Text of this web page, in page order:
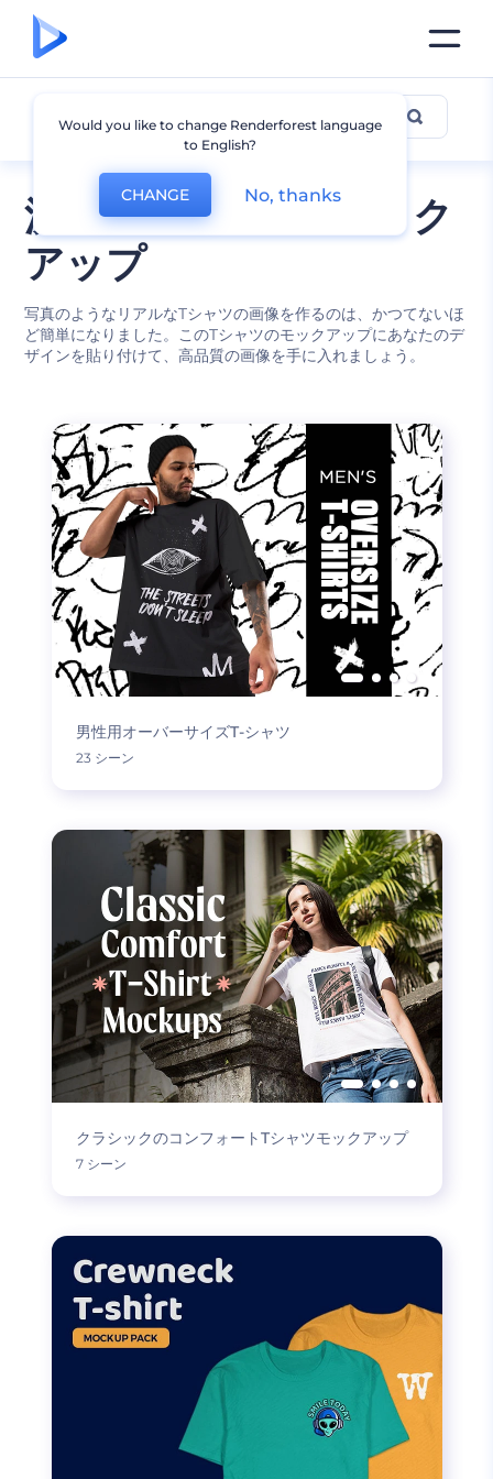
流行のTシャツのモック
アップ
写真のようなリアルなTシャツの画像を作るのは、かつてないほ
ど簡単になりました。このTシャツのモックアップにあなたのデ
ザインを貼り付けて、高品質の画像を手に入れましょう。
Tシャツのモックアップ
男性用オーバーサイズT-シャツ
23 シーン
クラシックのコンフォートTシャツモックアップ
7 シーン
Would you like to change Renderforest language
to English?
CHANGE No, thanks